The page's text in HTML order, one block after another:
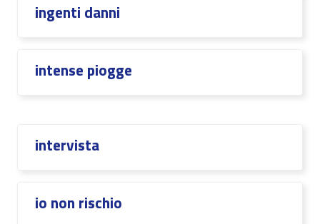
ingenti danni
intense piogge
intervista
io non rischio